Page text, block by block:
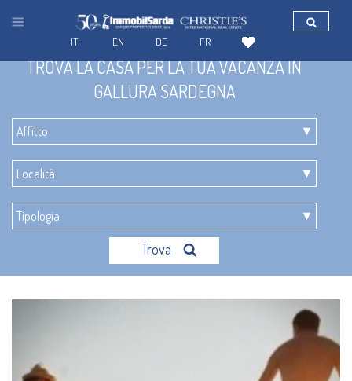
TROVA LA CASA PER LA TUA VACANZA IN
GALLURA SARDEGNA
Trova
FR
DE
EN
IT